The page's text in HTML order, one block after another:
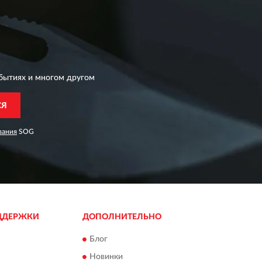
и многом другом
SOG
ДОПОЛНИТЕЛЬНО
Блог
Новинки